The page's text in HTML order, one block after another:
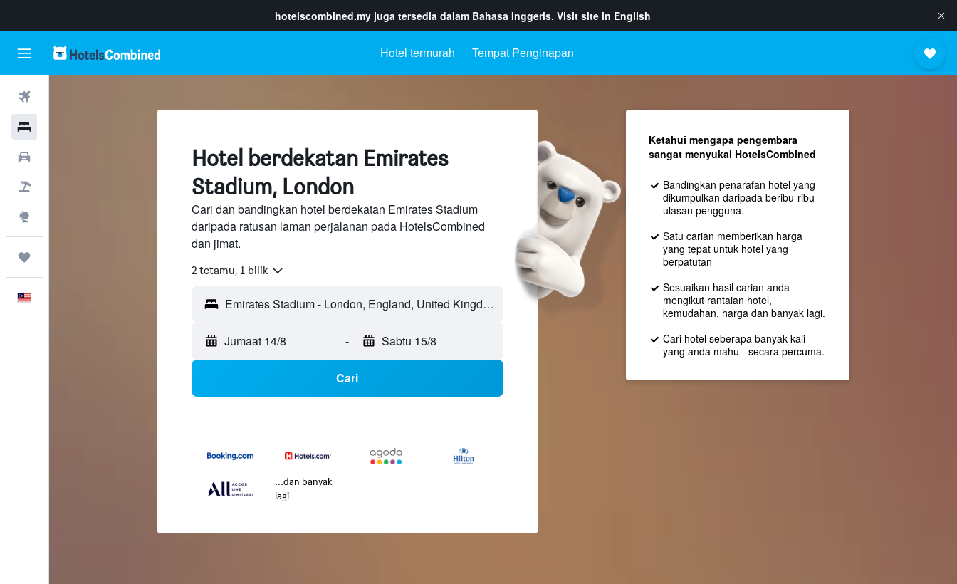
hotelscombined.my juga tersedia dalam Bahasa Inggeris. Visit site in English
Hotel termurah Tempat Penginapan
Hotel berdekatan Emirates
Stadium, London
Cari dan bandingkan hotel berdekatan Emirates Stadium
daripada ratusan laman perjalanan pada HotelsCombined
dan jimat.
2 tetamu, 1 bilik
Jumaat 14/8 - Sabtu 15/8
Cari
...dan banyak
lagi
Ketahui mengapa pengembara
sangat menyukai HotelsCombined
Bandingkan penarafan hotel yang
dikumpulkan daripada beribu-ribu
ulasan pengguna.
Satu carian memberikan harga
yang tepat untuk hotel yang
berpatutan
Sesuaikan hasil carian anda
mengikut rantaian hotel,
kemudahan, harga dan banyak lagi.
Cari hotel seberapa banyak kali
yang anda mahu - secara percuma.